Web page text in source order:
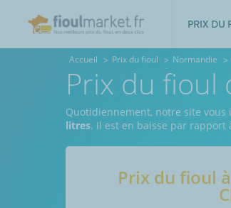
PRIX DU
Accueil Prix du fioul Normandie
Prix du fioul
Quotidiennement, notre site vous
litres. Il est en baisse par rapport
Prix du fioul à